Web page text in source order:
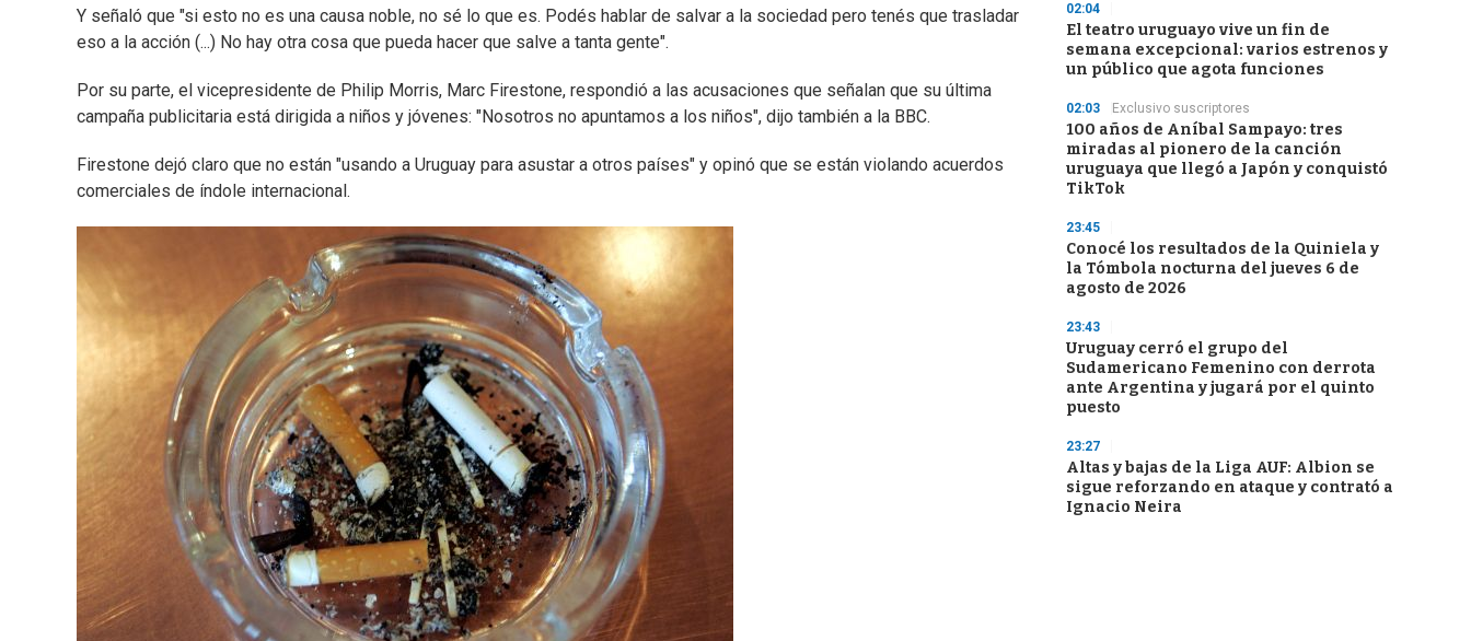
Y señaló que "si esto no es una causa noble, no sé lo que es. Podés hablar de salvar a la sociedad pero tenés que trasladar
eso a la acción (...) No hay otra cosa que pueda hacer que salve a tanta gente".
Por su parte, el vicepresidente de Philip Morris, Marc Firestone, respondió a las acusaciones que señalan que su última
campaña publicitaria está dirigida a niños y jóvenes: "Nosotros no apuntamos a los niños", dijo también a la BBC.
Firestone dejó claro que no están "usando a Uruguay para asustar a otros países" y opinó que se están violando acuerdos
comerciales de índole internacional.
02:04
El teatro uruguayo vive un fin de
semana excepcional: varios estrenos y
un público que agota funciones
02:03 Exclusivo suscriptores
100 años de Aníbal Sampayo: tres
miradas al pionero de la canción
uruguaya que llegó a Japón y conquistó
TikTok
23:45
Conocé los resultados de la Quiniela y
la Tómbola nocturna del jueves 6 de
agosto de 2026
23:43
Uruguay cerró el grupo del
Sudamericano Femenino con derrota
ante Argentina y jugará por el quinto
puesto
23:27
Altas y bajas de la Liga AUF: Albion se
sigue reforzando en ataque y contrató a
Ignacio Neira